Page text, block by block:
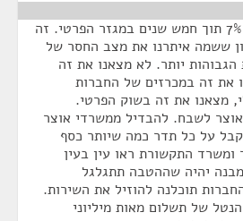
החברה צריכה להגיע ל-7% תוך חמש שנים במגזר הפרטי. זה
ששמה איתרנו את מצב החסר של
יותר. לא מצאנו את זה
את זה במכרזים של החברות
מצאנו את זה בשוק הפרטי.
לשבח. להבדיל ממשרדי אוצר
על כל תדר כמה שיותר כסף
התקשורת ראו עין בעין
יהיה שההטבה תתגלגל
תוכלנה להוזיל את השירות.
של תשלום מאות מיליוני